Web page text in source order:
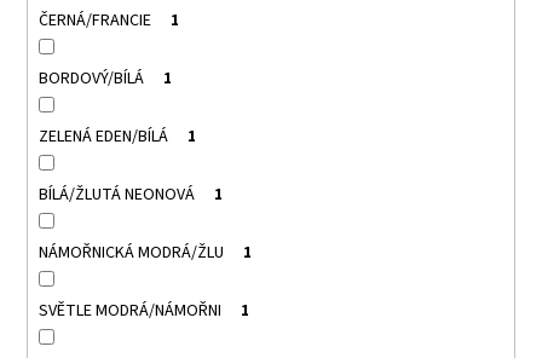
ČERNÁ/FRANCIE 1
BORDOVÝ/BÍLÁ 1
ZELENÁ EDEN/BÍLÁ 1
BÍLÁ/ŽLUTÁ NEONOVÁ 1
NÁMOŘNICKÁ MODRÁ/ŽLU 1
SVĚTLE MODRÁ/NÁMOŘNI 1